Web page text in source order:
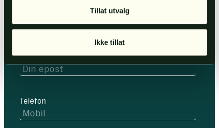
Tillat utvalg
Ikke tillat
E-post*
Telefon